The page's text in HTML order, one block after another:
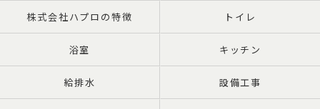
株式会社ハプロの特徴 トイレ
浴室 キッチン
給排水 設備工事